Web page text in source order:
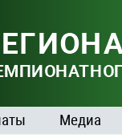
Медиа